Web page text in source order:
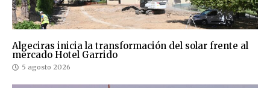
Algeciras inicia la transformación del solar frente al
mercado Hotel Garrido
5 agosto 2026